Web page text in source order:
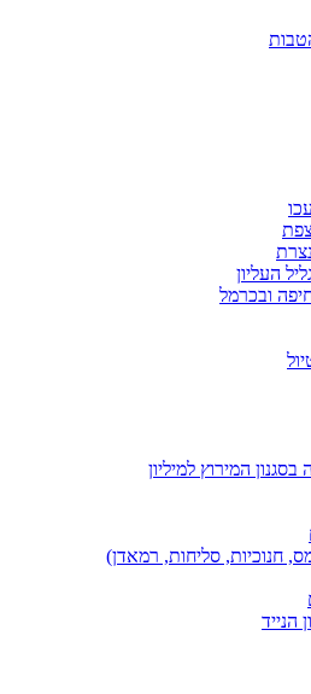
העליון
ובכרמל
המירוץ למיליון
חנוכיות, סליחות, רמאדן)